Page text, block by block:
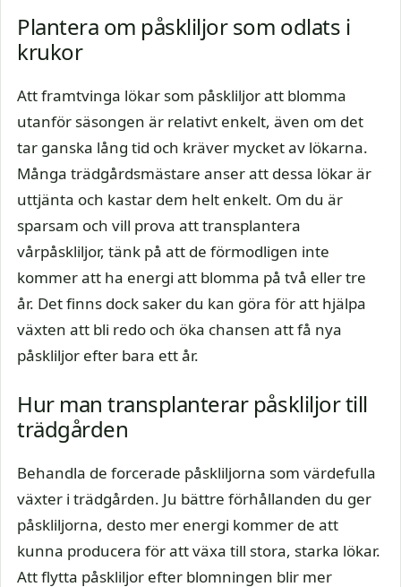
Plantera om påskliljor som odlats i
krukor
Att framtvinga lökar som påskliljor att blomma
utanför säsongen är relativt enkelt, även om det
tar ganska lång tid och kräver mycket av lökarna.
Många trädgårdsmästare anser att dessa lökar är
uttjänta och kastar dem helt enkelt. Om du är
sparsam och vill prova att transplantera
vårpåskliljor, tänk på att de förmodligen inte
kommer att ha energi att blomma på två eller tre
år. Det finns dock saker du kan göra för att hjälpa
växten att bli redo och öka chansen att få nya
påskliljor efter bara ett år.
Hur man transplanterar påskliljor till
trädgården
Behandla de forcerade påskliljorna som värdefulla
växter i trädgården. Ju bättre förhållanden du ger
påskliljorna, desto mer energi kommer de att
kunna producera för att växa till stora, starka lökar.
Att flytta påskliljor efter blomningen blir mer